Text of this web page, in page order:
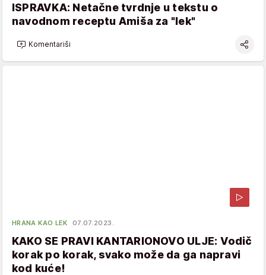
ISPRAVKA: Netačne tvrdnje u tekstu o
navodnom receptu Amiša za "lek"
Komentariši
HRANA KAO LEK 07.07.2023.
KAKO SE PRAVI KANTARIONOVO ULJE: Vodič
korak po korak, svako može da ga napravi
kod kuće!